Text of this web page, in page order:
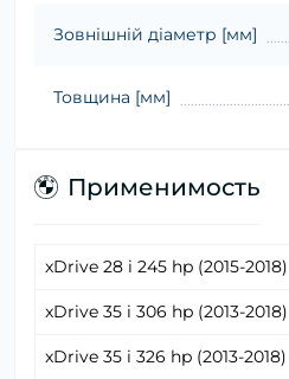
Зовнішній діаметр [мм]
Товщина [мм]
Применимость
xDrive 28 i 245 hp (2015-2018)
xDrive 35 i 306 hp (2013-2018)
xDrive 35 i 326 hp (2013-2018)